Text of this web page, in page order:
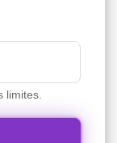
limites.